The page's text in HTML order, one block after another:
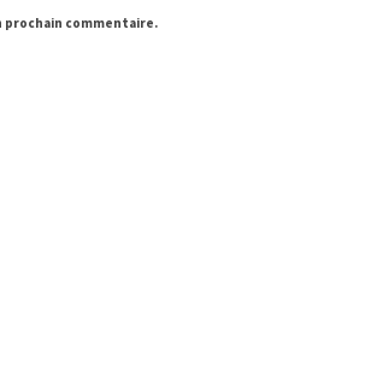
prochain commentaire.